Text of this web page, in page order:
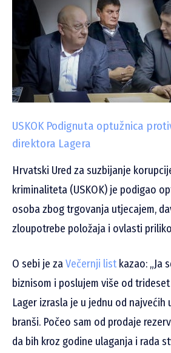
USKOK Podignuta optužnica
direktora Lagera
Hrvatski Ured za suzbijanje
kriminaliteta (USKOK) je podigao
osoba zbog trgovanja utjecajem,
zloupotrebe položaja i ovlasti
O sebi je zaVečernji listkazao: „Ja
biznisom i poslujem više od
Lager izrasla je u jednu od najvećih
branši. Počeo sam od prodaje
da bih kroz godine ulaganja i rada